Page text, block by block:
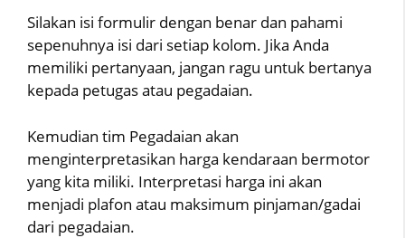
Silakan isi formulir dengan benar dan pahami
sepenuhnya isi dari setiap kolom. Jika Anda
memiliki pertanyaan, jangan ragu untuk bertanya
kepada petugas atau pegadaian.
Kemudian tim Pegadaian akan
menginterpretasikan harga kendaraan bermotor
yang kita miliki. Interpretasi harga ini akan
menjadi plafon atau maksimum pinjaman/gadai
dari pegadaian.